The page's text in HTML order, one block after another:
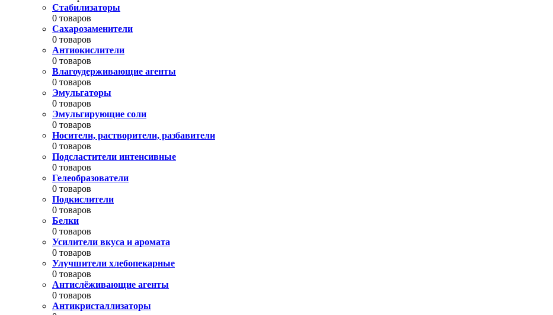
Стабилизаторы
0 товаров
Сахарозаменители
0 товаров
Антиокислители
0 товаров
Влагоудерживающие агенты
0 товаров
Эмульгаторы
0 товаров
Эмульгирующие соли
0 товаров
Носители, растворители, разбавители
0 товаров
Подсластители интенсивные
0 товаров
Гелеобразователи
0 товаров
Подкислители
0 товаров
Белки
0 товаров
Усилители вкуса и аромата
0 товаров
Улучшители хлебопекарные
0 товаров
Антислёживающие агенты
0 товаров
Антикристаллизаторы